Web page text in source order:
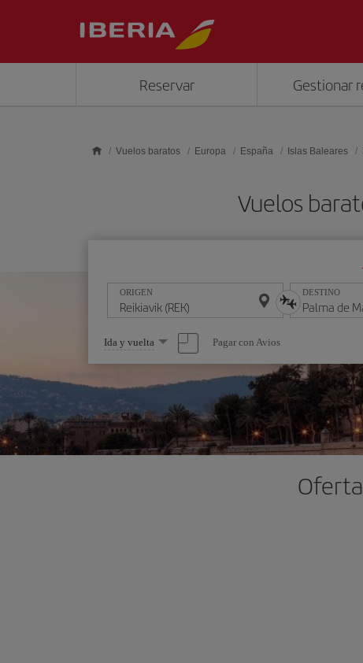
Reservar Gestionar
Vuelos baratos Europa España Islas Baleares
Vuelos
ORIGEN DESTINO
Seleccione
una
opción
Ida y vuelta Pagar con Avios